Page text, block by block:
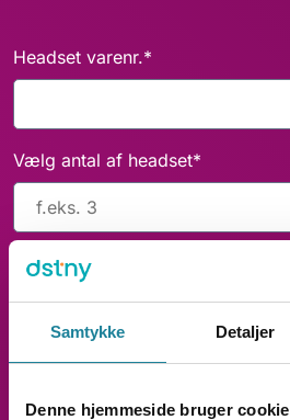
Samtykke Detaljer
Denne hjemmeside bruger
Headset varenr.*
Vælg antal af headset*